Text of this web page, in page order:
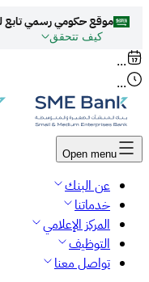
موقع حكومي رسمي تابع
كيف تتحقق
جميع روابط
السعودية تنتهي بـ sch.sa أو edu.sa
المواقع
HTTPS
المواقع
تستخدم بروتوكول HTTPS للتشفير.
...
...
Open menu
عن البنك
خدماتنا
المركز الإعلامي
التوظيف
تواصل معنا